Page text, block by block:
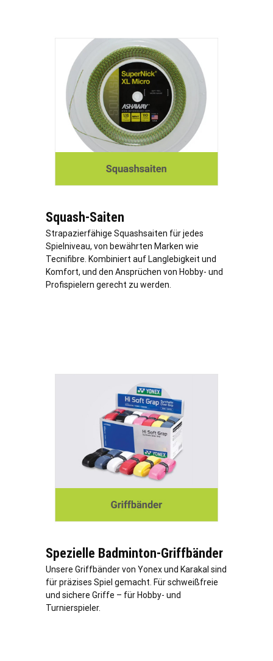
Squash-Saiten
Strapazierfähige Squashsaiten für jedes
Spielniveau, von bewährten Marken wie
Tecnifibre. Kombiniert auf Langlebigkeit und
Komfort, und den Ansprüchen von Hobby- und
Profispielern gerecht zu werden.
Spezielle Badminton-Griffbänder
Unsere Griffbänder von Yonex und Karakal sind
für präzises Spiel gemacht. Für schweißfreie
und sichere Griffe – für Hobby- und
Turnierspieler.